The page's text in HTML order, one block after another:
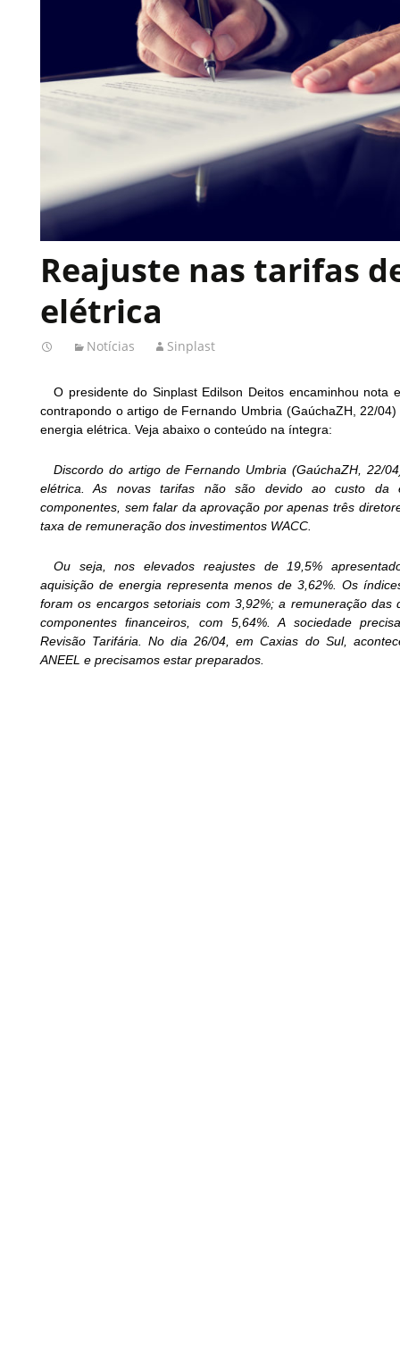
Reajuste nas tarifas
elétrica
Notícias Sinplast
O presidente do Sinplast Edilson Deitos encaminhou nota
contrapondo o artigo de Fernando Umbria (GaúchaZH, 22/
energia elétrica. Veja abaixo o conteúdo na íntegra:
Discordo do artigo de Fernando Umbria (GaúchaZH, 22/
elétrica. As novas tarifas não são devido ao custo da
componentes, sem falar da aprovação por apenas três
taxa de remuneração dos investimentos WACC.
Ou seja, nos elevados reajustes de 19,5%
aquisição de energia representa menos de 3,62%. Os
foram os encargos setoriais com 3,92%; a remuneração das
componentes financeiros, com 5,64%. A sociedade
Revisão Tarifária. No dia 26/04, em Caxias do Sul,
ANEEL e precisamos estar preparados.